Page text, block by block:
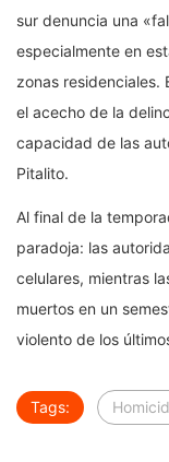
sur denuncia una
especialmente en
zonas residenciales.
el acecho de la
capacidad de las
Pitalito.
Al final de la
paradoja: las
celulares, mientras
muertos en un
violento de los
Tags: